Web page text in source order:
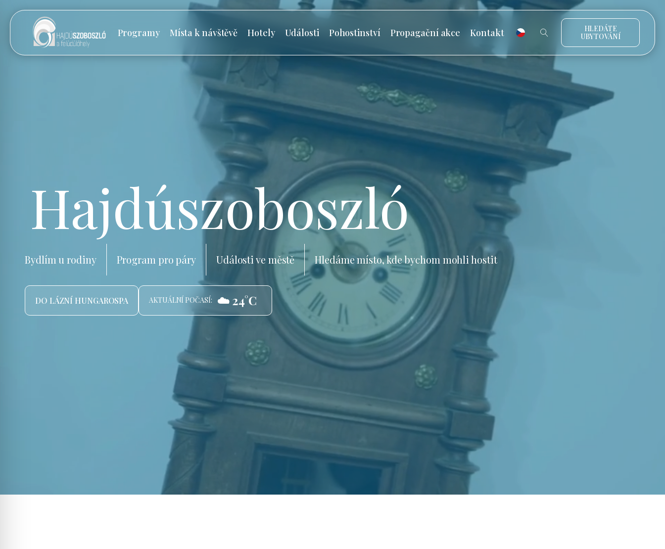
Programy Místa k návštěvě Hotely Události Pohostinství Propagační akce Kontakt
HLEDÁTE
UBYTOVÁNÍ
Hajdúszoboszló
Bydlím u rodiny Program pro páry Události ve městě Hledáme místo, kde bychom mohli hostit
DO LÁZNÍ HUNGAROSPA AKTUÁLNÍ POČASÍ: ☁️ 24°C